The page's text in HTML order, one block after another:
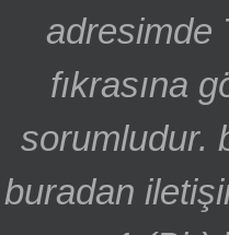
adresimde
fıkrasına
sorumludur.
buradan